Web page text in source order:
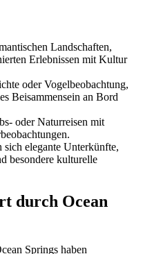
Landschaften,
Erlebnissen mit Kultur
oder Vogelbeobachtung,
Beisammensein an Bord
oder Naturreisen mit
sich elegante Unterkünfte,
besondere kulturelle
durch Ocean
Springs haben